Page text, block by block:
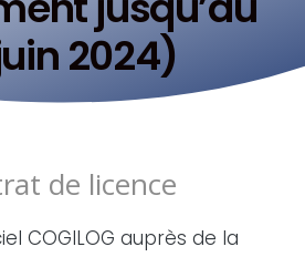
2024)
de licence
COGILOG auprès de la